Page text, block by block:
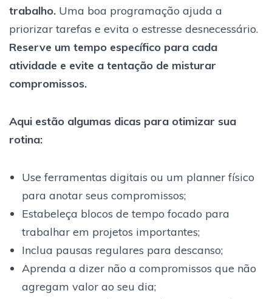
trabalho. Uma boa programação ajuda a
priorizar tarefas e evita o estresse desnecessário.
Reserve um tempo específico para cada
atividade e evite a tentação de misturar
compromissos.
Aqui estão algumas dicas para otimizar sua
rotina:
Use ferramentas digitais ou um planner físico
para anotar seus compromissos;
Estabeleça blocos de tempo focado para
trabalhar em projetos importantes;
Inclua pausas regulares para descanso;
Aprenda a dizer não a compromissos que não
agregam valor ao seu dia;